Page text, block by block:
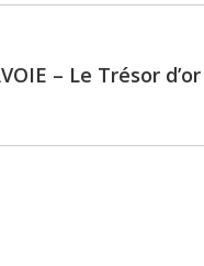
– Le Trésor